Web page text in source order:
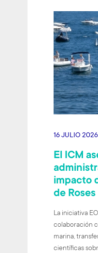
16 JULIO 2026
El ICM
impacto
de Roses
La iniciativa
colaboración
marina,
científicas